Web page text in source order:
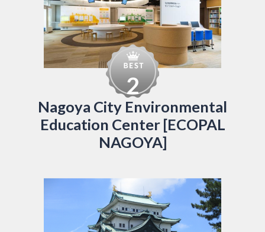
2
Nagoya City Environmental
Education Center [ECOPAL
NAGOYA]